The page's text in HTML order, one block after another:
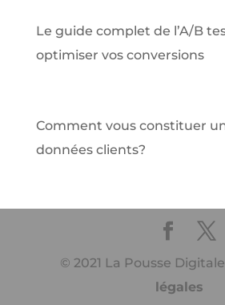
Le guide complet de l’A/B
optimiser vos conversions
Comment vous constituer
données clients?
© 2021 La Pousse
légales